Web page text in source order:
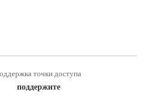
точки доступа
поддержите